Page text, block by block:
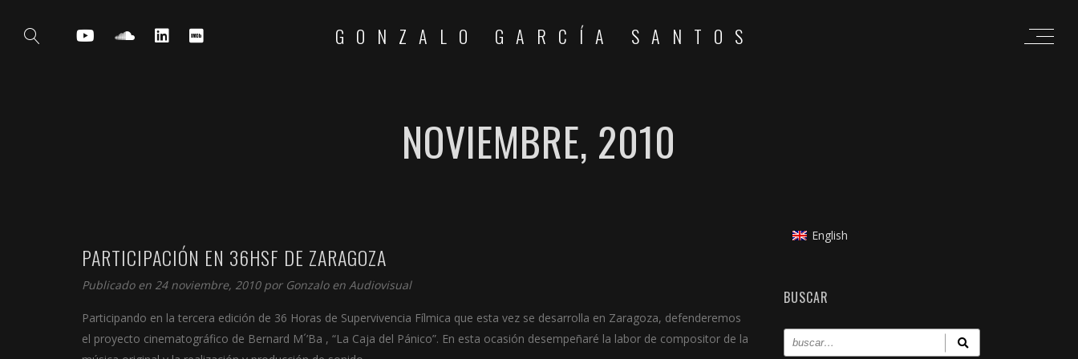
GONZALO GARCÍA SANTOS
NOVIEMBRE, 2010
PARTICIPACIÓN EN 36HSF DE ZARAGOZA
Publicado en 24 noviembre, 2010 por Gonzalo en Audiovisual
Participando en la tercera edición de 36 Horas de Supervivencia Fílmica que esta vez se desarrolla en Zaragoza, defenderemos
el proyecto cinematográfico de Bernard M´’Ba , “La Caja del Pánico”. En esta ocasión desempeñaré la labor de compositor de la
English
BUSCAR